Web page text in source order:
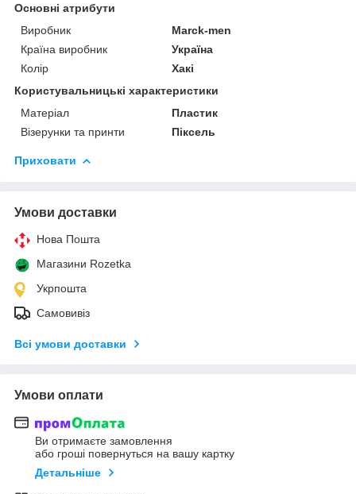
Основні атрибути
Виробник
Marck-men
Країна виробник
Україна
Колір
Хакі
Користувальницькі характеристики
Матеріал
Пластик
Візерунки та принти
Піксель
Приховати
Умови доставки
Нова Пошта
Магазини Rozetka
Укрпошта
Самовивіз
Всі умови доставки
Умови оплати
Ви отримаєте замовлення
або гроші повернуться на вашу картку
Детальніше